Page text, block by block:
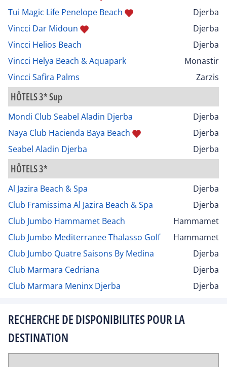
Tui Magic Life Penelope Beach
Djerba
Vincci Dar Midoun
Djerba
Vincci Helios Beach
Djerba
Vincci Helya Beach & Aquapark
Monastir
Vincci Safira Palms
Zarzis
HÔTELS 3* Sup
Mondi Club Seabel Aladin Djerba
Djerba
Naya Club Hacienda Baya Beach
Djerba
Seabel Aladin Djerba
Djerba
HÔTELS 3*
Al Jazira Beach & Spa
Djerba
Club Framissima Al Jazira Beach & Spa
Djerba
Club Jumbo Hammamet Beach
Hammamet
Club Jumbo Mediterranee Thalasso Golf
Hammamet
Club Jumbo Quatre Saisons By Medina
Djerba
Club Marmara Cedriana
Djerba
Club Marmara Meninx Djerba
Djerba
RECHERCHE DE DISPONIBILITES POUR LA
DESTINATION